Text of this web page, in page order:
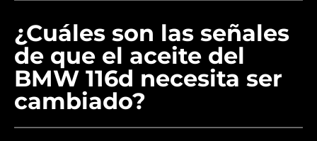
¿Cuáles son las señales
de que el aceite del
BMW 116d necesita ser
cambiado?